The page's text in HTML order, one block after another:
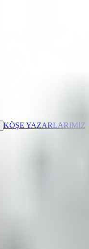
KÖŞE YAZARLARIMIZ